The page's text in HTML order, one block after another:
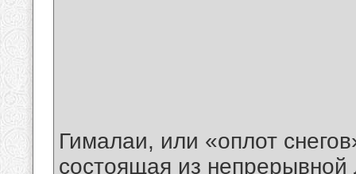
Гималаи, или «оплот
состоящая из